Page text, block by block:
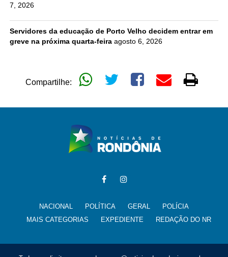
7, 2026
Servidores da educação de Porto Velho decidem entrar em
greve na próxima quarta-feira agosto 6, 2026
Compartilhe:
NACIONAL POLÍTICA GERAL
POLÍCIA
MAIS CATEGORIAS
EXPEDIENTE REDAÇÃO DO NR